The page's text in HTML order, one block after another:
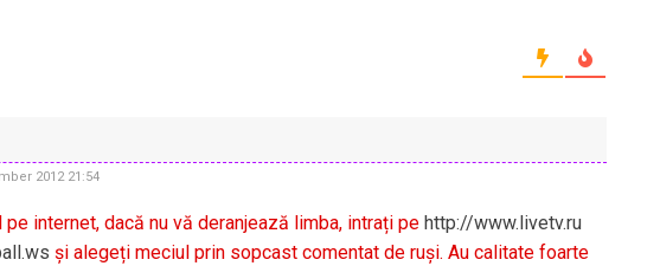
2012 21:54
internet, dacă nu vă deranjează limba, intrați pehttp://www.livetv.ru
și alegeți meciul prin sopcast comentat de ruși. Au calitate foarte